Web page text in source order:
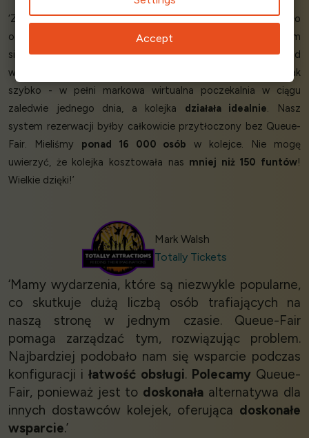
‘Zapotrzebowanie na nasze wydarzenie Totally Roarsome było
ogromne
naprawdę zadowolony, że
skontaktowałem
się z Queue-Fair. Byliścieniesamowicie pomocni. Ponad
wszelką wątpliwość. Wszystko udało się zorganizować tak
szybko - w pełni markowa wirtualna poczekalnia w ciągu
zaledwie jednego dnia, a kolejka działała idealnie. Nasz
system rezerwacji byłby całkowicie przytłoczony bez Queue-
Fair. Mieliśmy ponad 16 000 osób w kolejce. Nie mogę
uwierzyć, że kolejka kosztowała nas mniej niż 150 funtów!
Wielkie dzięki!’
Mark Walsh
Totally Tickets
‘Mamy wydarzenia, które są niezwykle popularne,
co skutkuje dużą liczbą osób trafiających na
naszą stronę w jednym czasie. Queue-Fair
pomaga zarządzać tym, rozwiązując problem.
Najbardziej podobało nam się wsparcie podczas
konfiguracji iłatwość obsługi. PolecamyQueue-
Fair, ponieważ jest to doskonała alternatywa dla
innych dostawców kolejek, oferująca doskonałe
wsparcie.’
Accept